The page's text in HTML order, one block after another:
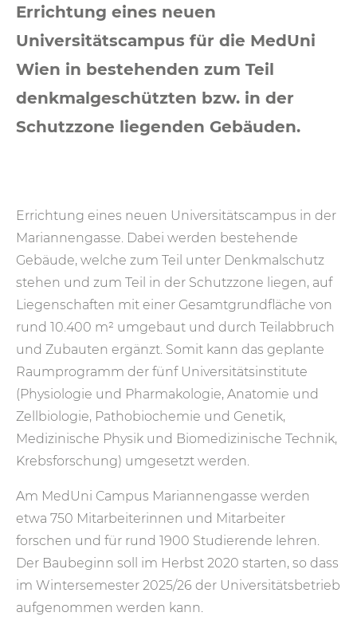
Errichtung eines neuen
Universitätscampus für die MedUni
Wien in bestehenden zum Teil
denkmalgeschützten bzw. in der
Schutzzone liegenden Gebäuden.
Errichtung eines neuen Universitätscampus in der
Mariannengasse. Dabei werden bestehende
Gebäude, welche zum Teil unter Denkmalschutz
stehen und zum Teil in der Schutzzone liegen, auf
Liegenschaften mit einer Gesamtgrundfläche von
rund 10.400 m² umgebaut und durch Teilabbruch
und Zubauten ergänzt. Somit kann das geplante
Raumprogramm der fünf Universitätsinstitute
(Physiologie und Pharmakologie, Anatomie und
Zellbiologie, Pathobiochemie und Genetik,
Medizinische Physik und Biomedizinische Technik,
Krebsforschung) umgesetzt werden.
Am MedUni Campus Mariannengasse werden
etwa 750 Mitarbeiterinnen und Mitarbeiter
forschen und für rund 1900 Studierende lehren.
Der Baubeginn soll im Herbst 2020 starten, so dass
im Wintersemester 2025/26 der Universitätsbetrieb
aufgenommen werden kann.